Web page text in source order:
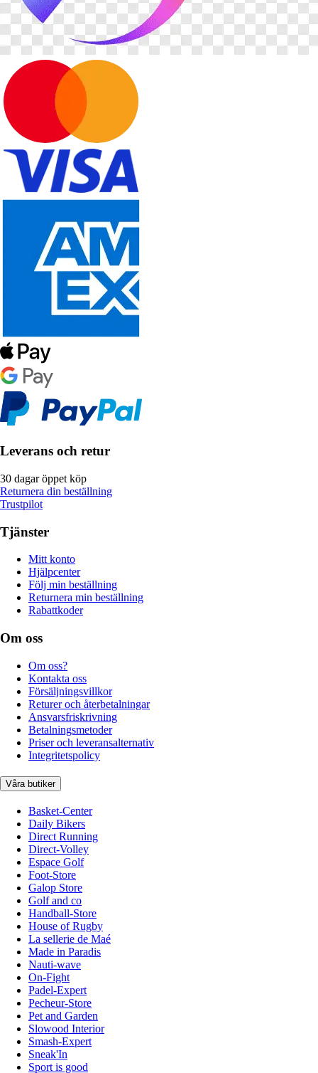
Leverans och retur
30 dagar öppet köp
Returnera din beställning
Trustpilot
Tjänster
Mitt konto
Hjälpcenter
Följ min beställning
Returnera min beställning
Rabattkoder
Om oss
Om oss?
Kontakta oss
Försäljningsvillkor
Returer och återbetalningar
Ansvarsfriskrivning
Betalningsmetoder
Priser och leveransalternativ
Integritetspolicy
Våra butiker
Basket-Center
Daily Bikers
Direct Running
Direct-Volley
Espace Golf
Foot-Store
Galop Store
Golf and co
Handball-Store
House of Rugby
La sellerie de Maé
Made in Paradis
Nauti-wave
On-Fight
Padel-Expert
Pecheur-Store
Pet and Garden
Slowood Interior
Smash-Expert
Sneak'In
Sport is good